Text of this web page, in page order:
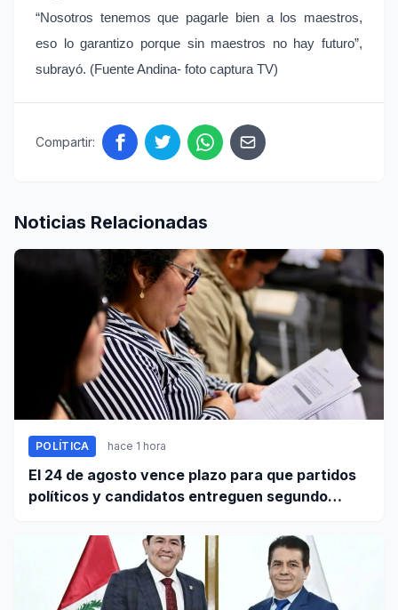
“Nosotros tenemos que pagarle bien a los maestros,
eso lo garantizo porque sin maestros no hay futuro”,
subrayó. (Fuente Andina- foto captura TV)
Compartir:
Noticias Relacionadas
POLÍTICA hace 1 hora
El 24 de agosto vence plazo para que partidos
políticos y candidatos entreguen segundo